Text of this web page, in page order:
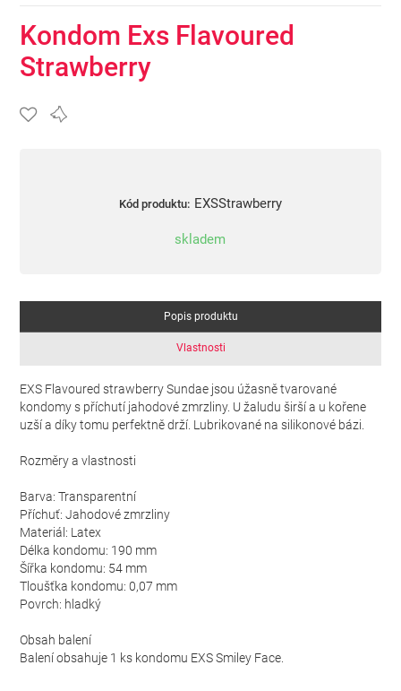
Kondom Exs Flavoured
Strawberry
Kód produktu: EXSStrawberry
skladem
Popis produktu
Vlastnosti
EXS Flavoured strawberry Sundae jsou úžasně tvarované
kondomy s příchutí jahodové zmrzliny. U žaludu širší a u kořene
uzší a díky tomu perfektně drží. Lubrikované na silikonové bázi.
Rozměry a vlastnosti
Barva: Transparentní
Příchuť: Jahodové zmrzliny
Materiál: Latex
Délka kondomu: 190 mm
Šířka kondomu: 54 mm
Tloušťka kondomu: 0,07 mm
Povrch: hladký
Obsah balení
Balení obsahuje 1 ks kondomu EXS Smiley Face.